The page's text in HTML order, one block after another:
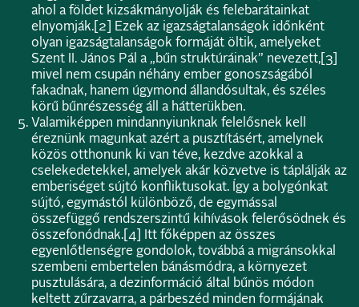
ahol a földet kizsákmányolják és felebarátainkat
elnyomják. [2]
Ezek az igazságtalanságok időnként
olyan igazságtalanságok formáját öltik, amelyeket
Szent II. János Pál a „bűn struktúráinak” nevezett, [3]
mivel nem csupán néhány ember gonoszságából
fakadnak, hanem úgymond állandósultak, és széles
körű bűnrészesség áll a hátterükben.
Valamiképpen mindannyiunknak felelősnek kell
éreznünk magunkat azért a pusztításért, amelynek
közös otthonunk ki van téve, kezdve azokkal a
cselekedetekkel, amelyek akár közvetve is táplálják az
emberiséget sújtó konfliktusokat. Így a bolygónkat
sújtó, egymástól különböző, de egymással
összefüggő rendszerszintű kihívások felerősödnek és
összefonódnak. [4]
Itt főképpen az összes
egyenlőtlenségre gondolok, továbbá a migránsokkal
szembeni embertelen bánásmódra, a környezet
pusztulására, a dezinformáció által bűnös módon
keltett zűrzavarra, a párbeszéd minden formájának